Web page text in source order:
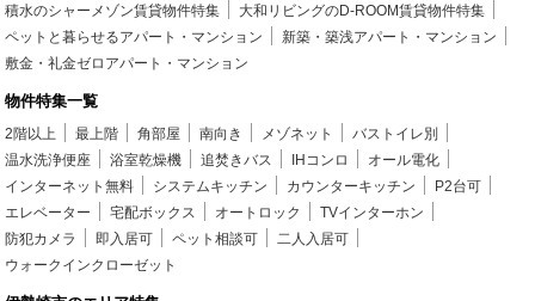
積水のシャーメゾン賃貸物件特集
大和リビングのD-ROOM賃貸物件特集
ペットと暮らせるアパート・マンション
新築・築浅アパート・マンション
敷金・礼金ゼロアパート・マンション
物件特集一覧
2階以上 最上階 角部屋 南向き メゾネット
バストイレ別
温水洗浄便座
浴室乾燥機 追焚きバス IHコンロ
オール電化
インターネット無料
システムキッチン カウンターキッチン
P2台可
エレベーター
宅配ボックス オートロック
TVインターホン
防犯カメラ
即入居可 ペット相談可
二人入居可
ウォークインクローゼット